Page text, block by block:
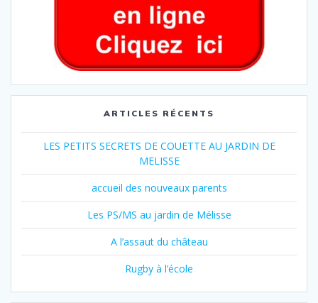
ARTICLES RÉCENTS
LES PETITS SECRETS DE COUETTE AU JARDIN DE
MELISSE
accueil des nouveaux parents
Les PS/MS au jardin de Mélisse
A l’assaut du château
Rugby à l’école